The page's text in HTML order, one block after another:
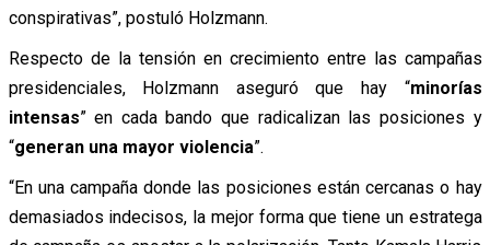
conspirativas”, postuló Holzmann.
Respecto de la tensión en crecimiento entre las campañas
presidenciales, Holzmann aseguró que hay “minorías
intensas” en cada bando que radicalizan las posiciones y
“generan una mayor violencia”.
“En una campaña donde las posiciones están cercanas o hay
demasiados indecisos, la mejor forma que tiene un estratega